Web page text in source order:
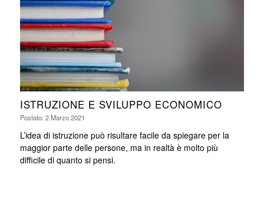
ISTRUZIONE E SVILUPPO ECONOMICO
Postato: 2 Marzo 2021
L’idea di istruzione può risultare facile da spiegare per la
maggior parte delle persone, ma in realtà è molto più
difficile di quanto si pensi.